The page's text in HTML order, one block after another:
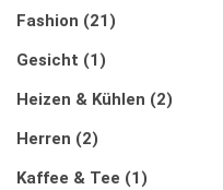
Fashion (21)
Gesicht (1)
Heizen & Kühlen (2)
Herren (2)
Kaffee & Tee (1)